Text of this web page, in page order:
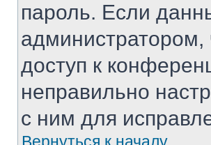
пароль. Если
доступ к
неправильно
с ним для